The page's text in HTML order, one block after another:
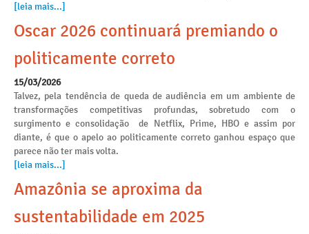
[leia mais...]
Oscar 2026 continuará premiando o
politicamente correto
15/03/2026
Talvez, pela tendência de queda de audiência em um ambiente de
transformações competitivas profundas, sobretudo com o
surgimento e consolidação de Netflix, Prime, HBO e assim por
diante, é que o apelo ao politicamente correto ganhou espaço que
parece não ter mais volta.
[leia mais...]
Amazônia se aproxima da
sustentabilidade em 2025